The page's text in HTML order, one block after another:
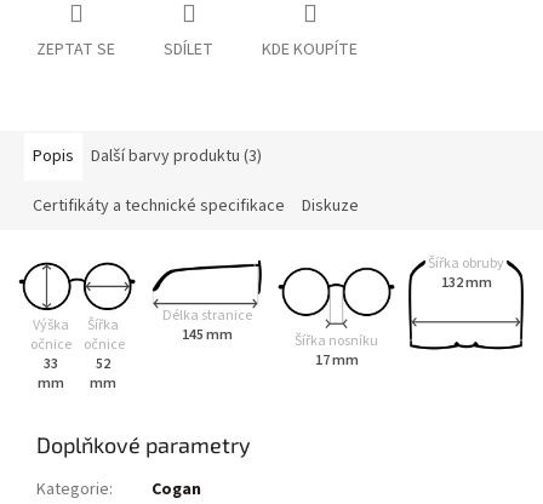
ZEPTAT SE SDÍLET KDE KOUPÍTE
Popis Další barvy produktu (3)
Certifikáty a technické specifikace Diskuze
Výška
očnice
33
mm
Šířka
očnice
52
mm
Délka stranice
145 mm
Šířka nosníku
17 mm
Šířka obruby
132 mm
Doplňkové parametry
Kategorie:
Cogan